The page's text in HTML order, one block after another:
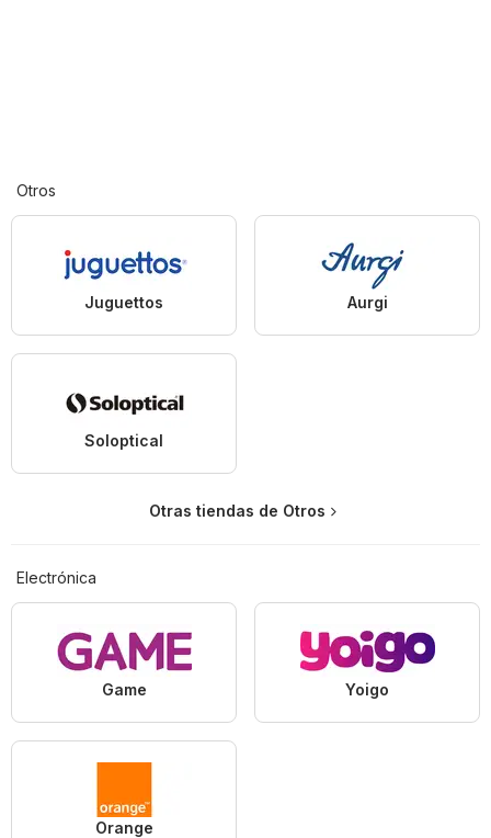
Otros
Juguettos Aurgi
Soloptical
Otras tiendas de Otros
Electrónica
Game Yoigo
Orange